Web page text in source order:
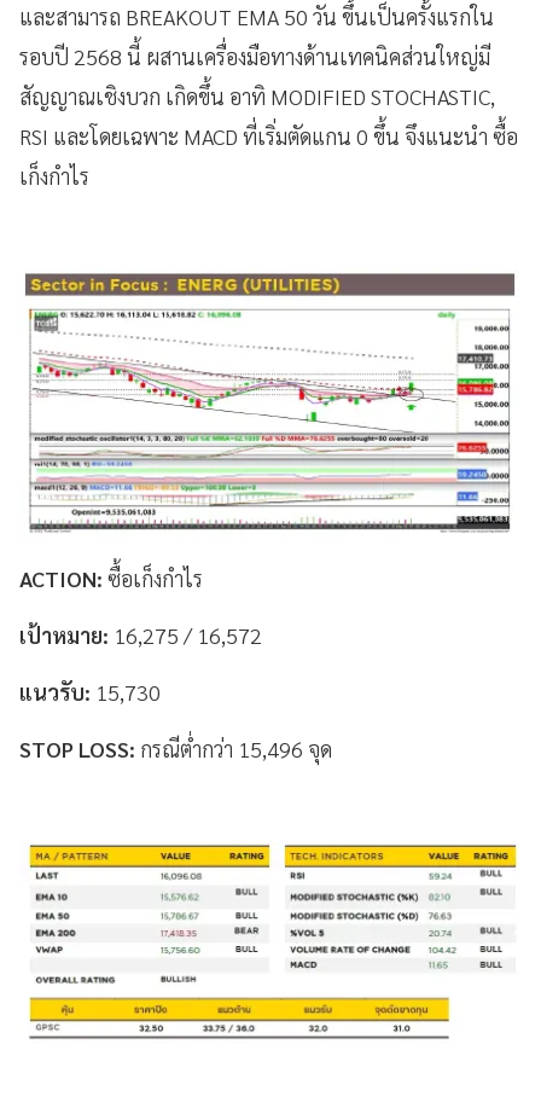
และสามารถ BREAKOUT EMA 50 วัน ขึ้นเป็นครั้งแรกใน
รอบปี 2568 นี้ ผสานเครื่องมือทางด้านเทคนิคส่วนใหญ่มี
สัญญาณเชิงบวก เกิดขึ้น อาทิ MODIFIED STOCHASTIC,
RSI และโดยเฉพาะ MACD ที่เริ่มตัดแกน 0 ขึ้น จึงแนะนำ ซื้อ
เก็งกำไร
ACTION: ซื้อเก็งกำไร
เป้าหมาย: 16,275 / 16,572
แนวรับ: 15,730
STOP LOSS: กรณีต่ำกว่า 15,496 จุด